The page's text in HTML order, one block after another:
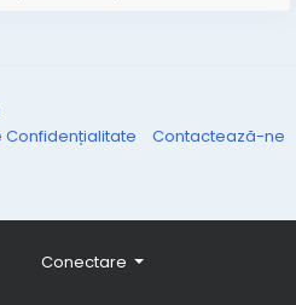
Conectare
Confidențialitate Contactează-ne